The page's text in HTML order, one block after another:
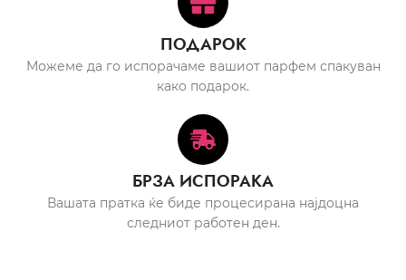
ПОДАРОК
Можеме да го испорачаме вашиот парфем спакуван
како подарок.
БРЗА ИСПОРАКА
Вашата пратка ќе биде процесирана најдоцна
следниот работен ден.